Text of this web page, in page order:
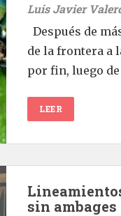
Luis Javier
Después de
de la frontera a
por fin, luego
LEER
sin ambages